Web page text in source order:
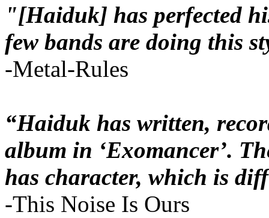
"[Haiduk] has perfected
few bands are doing this
-Metal-Rules
“Haiduk has written,
album in ‘Exomancer’.
has character, which is
-This Noise Is Ours